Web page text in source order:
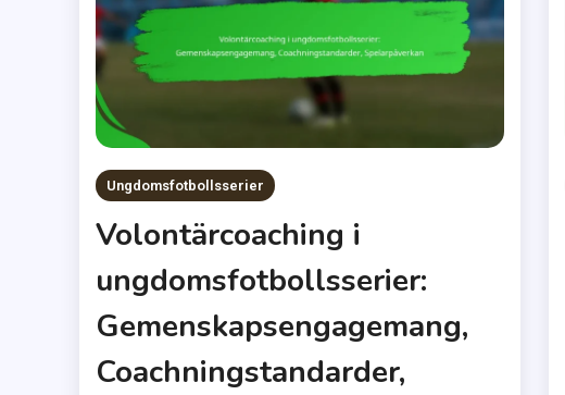
Ungdomsfotbollsserier
Volontärcoaching i
ungdomsfotbollsserier:
Gemenskapsengagemang,
Coachningstandarder,